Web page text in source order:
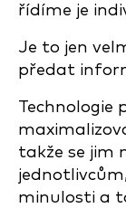
řídíme je
Je to jen
předat
Technologie
takže se jim
minulosti a